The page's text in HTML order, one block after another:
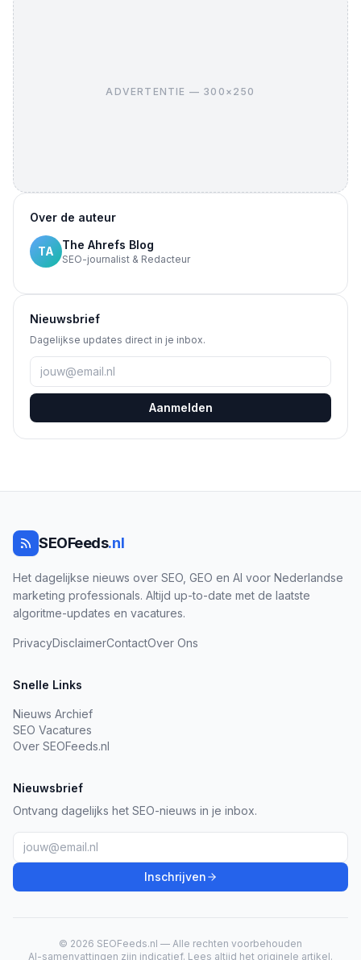
ADVERTENTIE — 300×250
Over de auteur
TA The Ahrefs Blog
SEO-journalist & Redacteur
Nieuwsbrief
Dagelijkse updates direct in je inbox.
Aanmelden
SEOFeeds.nl
Het dagelijkse nieuws over SEO, GEO en AI voor Nederlandse
marketing professionals. Altijd up-to-date met de laatste
algoritme-updates en vacatures.
PrivacyDisclaimerContactOver Ons
Snelle Links
Nieuws Archief
SEO Vacatures
Over SEOFeeds.nl
Nieuwsbrief
Ontvang dagelijks het SEO-nieuws in je inbox.
Inschrijven
© 2026 SEOFeeds.nl — Alle rechten voorbehouden
AI-samenvattingen zijn indicatief. Lees altijd het originele artikel.